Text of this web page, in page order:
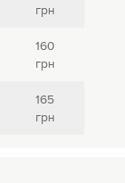
грн
160
грн
165
грн